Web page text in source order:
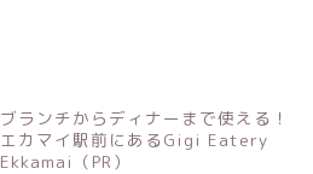
ブランチからディナーまで使える！
エカマイ駅前にあるGigi Eatery
Ekkamai（PR）